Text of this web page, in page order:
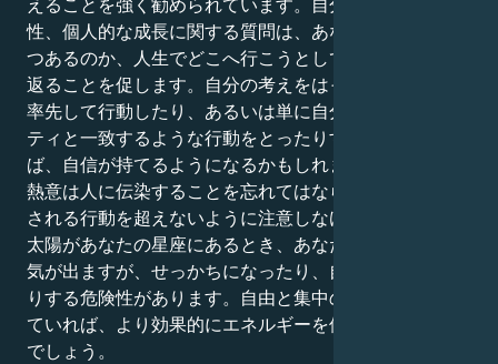
性、個人的な成長に関する質問は、あなたが誰になりつ
つあるのか、人生でどこへ行こうとしているのかを振り
返ることを促します。自分の考えをはっきり述べたり、
率先して行動したり、あるいは単に自分のアイデンティ
ティと一致するような行動をとったりすることができれ
ば、自信が持てるようになるかもしれません。あなたの
熱意は人に伝染することを忘れてはならないが、適切と
される行動を超えないように注意しなければならない。
太陽があなたの星座にあるとき、あなたは通常よりやる
気が出ますが、せっかちになったり、自分を広げすぎた
りする危険性があります。自由と集中のバランスがとれ
ていれば、より効果的にエネルギーを使うことができる
でしょう。